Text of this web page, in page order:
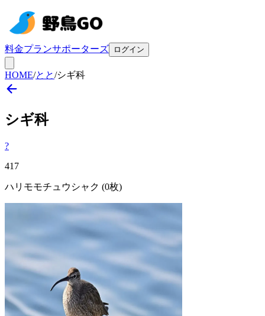
料金プランサポーターズ ログイン
HOME/とと/シギ科
シギ科
?
417
ハリモモチュウシャク (0枚)